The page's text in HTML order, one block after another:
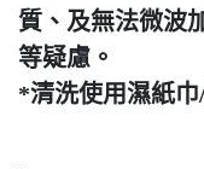
質、及無法微波
等疑慮。
*清洗使用濕紙